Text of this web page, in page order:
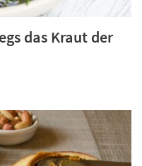
das Kraut der